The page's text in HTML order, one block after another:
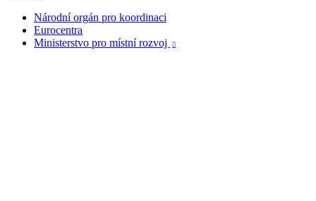
Národní orgán pro koordinaci
Eurocentra
Ministerstvo pro místní rozvoj
